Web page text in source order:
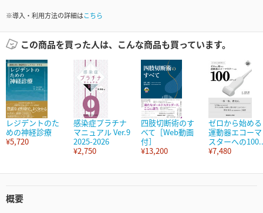
※導入・利用方法の詳細はこちら
この商品を買った人は、こんな商品も買っています。
レジデントのた
めの神経診療
¥5,720
感染症プラチナ
マニュアル Ver.9
2025-2026
¥2,750
四肢切断術のす
べて［Web動画
付］
¥13,200
ゼロから始める
運動器エコーマ
スターへの
¥7,480
概要